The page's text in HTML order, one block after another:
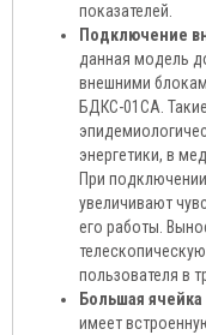
показателей.
Подключение
данная модель
внешними
БДКС-01СА.
энергетики, в
При
увеличивают
его работы.
пользователя в
Большая
имеет